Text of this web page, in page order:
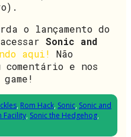
o lançamento do
Sonic and
aqui!
Não
comentário e nos
, Rom Hack, Sonic, Sonic and
Facility, Sonic the Hedgehog,